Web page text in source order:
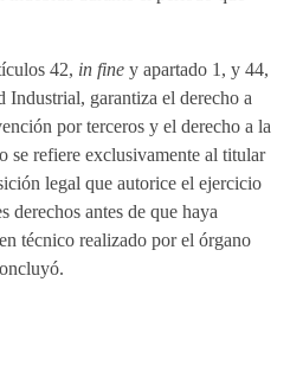
42, in fine y apartado 1, y 44,
Industrial, garantiza el derecho a
por terceros y el derecho a la
se refiere exclusivamente al titular
legal que autorice el ejercicio
derechos antes de que haya
técnico realizado por el órgano